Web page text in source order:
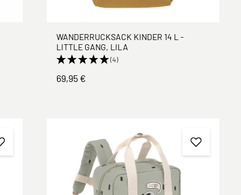
WANDERRUCKSACK KINDER 14 L -
LITTLE GANG, LILA
(4)
69,95 €